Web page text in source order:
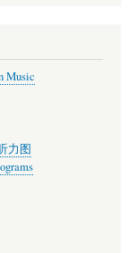
Music
力图